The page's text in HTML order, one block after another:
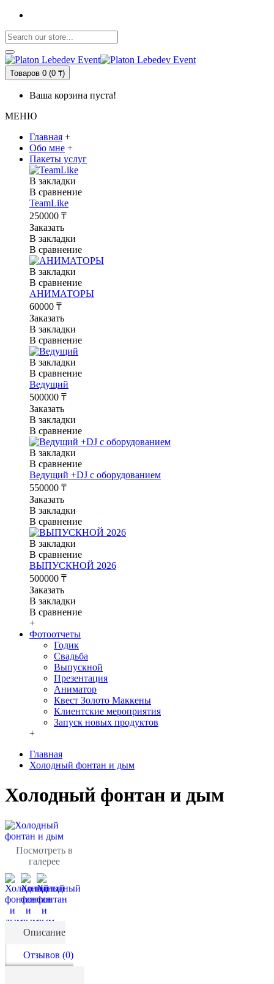
Товаров 0 (0 ₸)
Ваша корзина пуста!
МЕНЮ
Главная +
Обо мне +
Пакеты услуг
В закладки
В сравнение
TeamLike
250000 ₸
Заказать
В закладки
В сравнение
В закладки
В сравнение
АНИМАТОРЫ
60000 ₸
Заказать
В закладки
В сравнение
В закладки
В сравнение
Ведущий
500000 ₸
Заказать
В закладки
В сравнение
В закладки
В сравнение
Ведущий +DJ с оборудованием
550000 ₸
Заказать
В закладки
В сравнение
В закладки
В сравнение
ВЫПУСКНОЙ 2026
500000 ₸
Заказать
В закладки
В сравнение
+
Фотоотчеты
Годик
Свадьба
Выпускной
Презентация
Аниматор
Квест Золото Маккены
Клиентские мероприятия
Запуск новых продуктов
+
Главная
Холодный фонтан и дым
Холодный фонтан и дым
Посмотреть в
галерее
Описание
Отзывов (0)